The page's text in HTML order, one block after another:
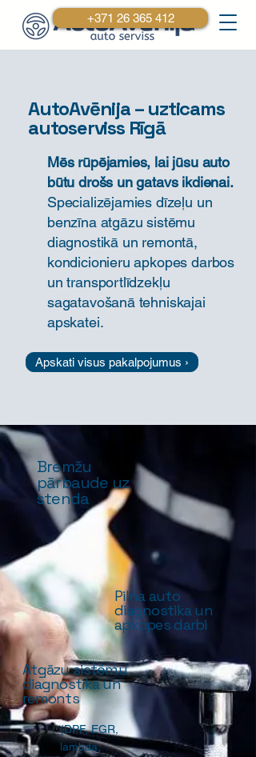
+371 26 365 412
AutoAvēnija – uzticams
autoserviss Rīgā
Mēs rūpējamies, lai jūsu auto
būtu drošs un gatavs ikdienai.
Specializējamies dīzeļu un
benzīna atgāzu sistēmu
diagnostikā un remontā,
kondicionieru apkopes darbos
un transportlīdzekļu
sagatavošanā tehniskajai
apskatei.
Apskati visus pakalpojumus ›
Bremžu
pārbaude uz
stenda
Pilna auto
diagnostika un
apkopes darbi
Atgāzu sistēmu
diagnostika un
remonts
(DPF, EGR,
lambda,